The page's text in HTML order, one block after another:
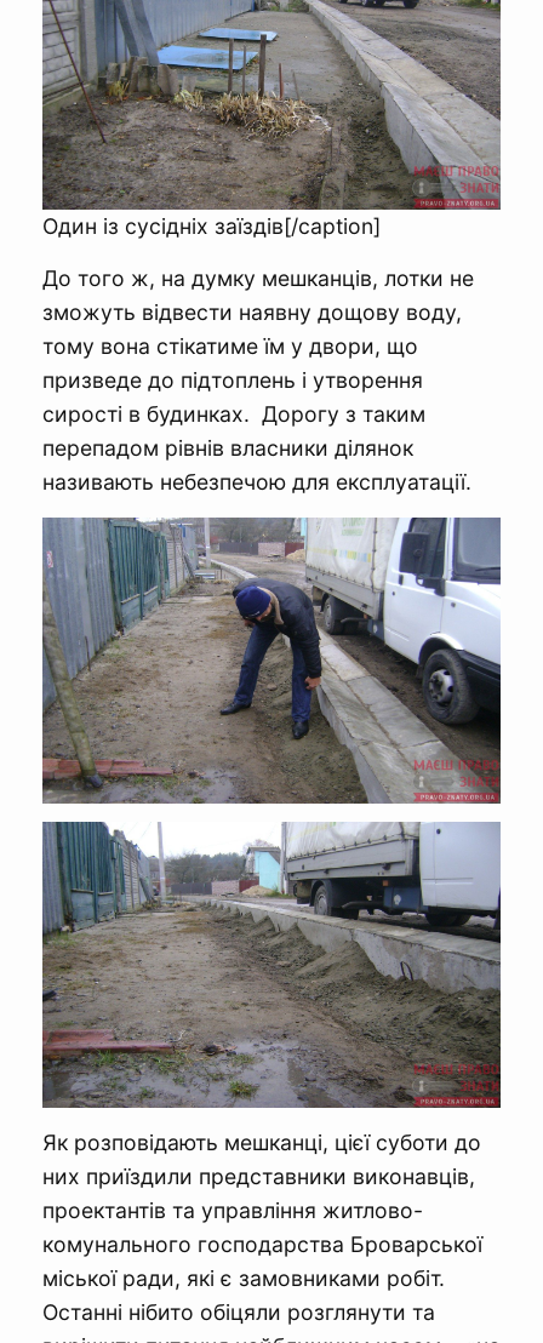
Один із сусідніх заїздів[/caption]
До того ж, на думку мешканців, лотки не
зможуть відвести наявну дощову воду,
тому вона стікатиме їм у двори, що
призведе до підтоплень і утворення
сирості в будинках. Дорогу з таким
перепадом рівнів власники ділянок
називають небезпечою для експлуатації.
Як розповідають мешканці, цієї суботи до
них приїздили представники виконавців,
проектантів та управління житлово-
комунального господарства Броварської
міської ради, які є замовниками робіт.
Останні нібито обіцяли розглянути та